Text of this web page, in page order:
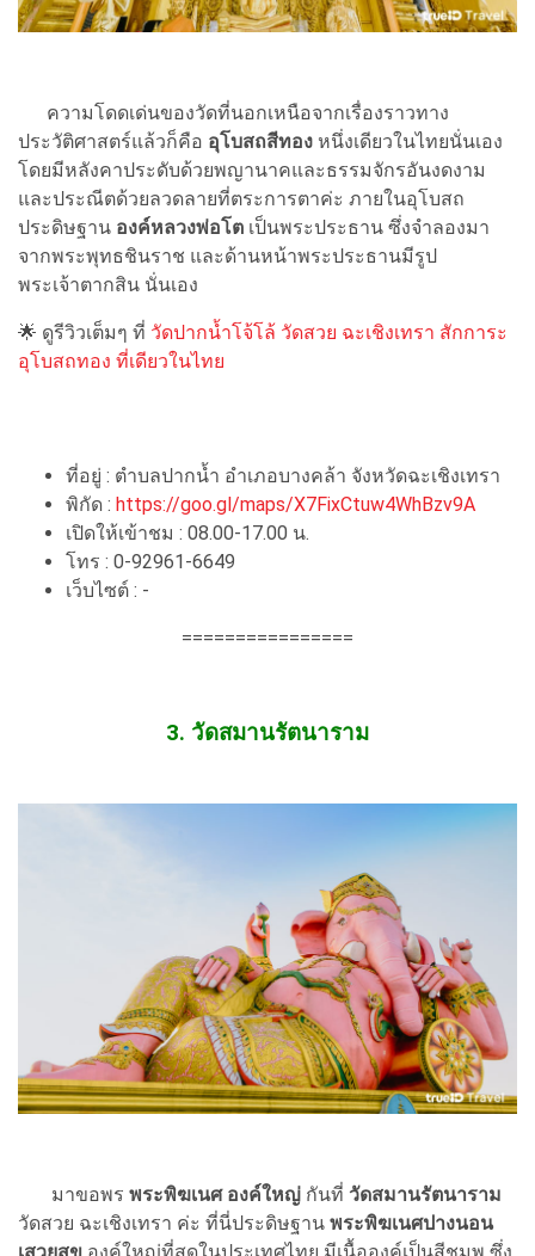
ความโดดเด่นของวัดที่นอกเหนือจากเรื่องราวทาง
ประวัติศาสตร์แล้วก็คือ อุโบสถสีทอง หนึ่งเดียวในไทยนั่นเอง
โดยมีหลังคาประดับด้วยพญานาคและธรรมจักรอันงดงาม
และประณีตด้วยลวดลายที่ตระการตาค่ะ ภายในอุโบสถ
ประดิษฐาน องค์หลวงพ่อโต เป็นพระประธาน ซึ่งจำลองมา
จากพระพุทธชินราช และด้านหน้าพระประธานมีรูป
พระเจ้าตากสิน นั่นเอง
🌟 ดูรีวิวเต็มๆ ที่ วัดปากน้ำโจ้โล้ วัดสวย ฉะเชิงเทรา สักการะ
อุโบสถทอง ที่เดียวในไทย
ที่อยู่ : ตำบลปากน้ำ อำเภอบางคล้า จังหวัดฉะเชิงเทรา
พิกัด : https://goo.gl/maps/X7FixCtuw4WhBzv9A
เปิดให้เข้าชม : 08.00-17.00 น.
โทร : 0-92961-6649
เว็บไซต์ : -
================
3. วัดสมานรัตนาราม
มาขอพร พระพิฆเนศ องค์ใหญ่ กันที่ วัดสมานรัตนาราม
วัดสวย ฉะเชิงเทรา ค่ะ ที่นี่ประดิษฐาน พระพิฆเนศปางนอน